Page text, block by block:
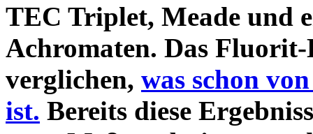
TEC Triplet, Meade und
Achromaten. Das
verglichen, was schon
ist. Bereits diese